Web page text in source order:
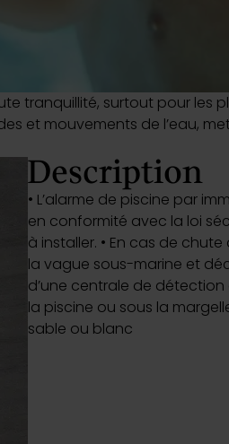
Découvrez
tranquillité, surtout pour les
et mouvements de l’eau,
Description
• L’alarme de piscine par
en conformité avec la loi
à installer. • En cas de
la vague sous-marine et
d’une centrale de détection
la piscine ou sous la
sable ou blanc